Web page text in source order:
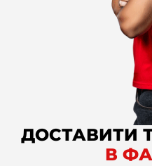
ДОСТАВИТИ
В